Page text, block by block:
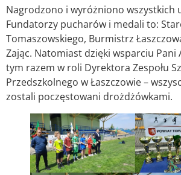
Nagrodzono i wyróżniono wszystkich
Fundatorzy pucharów i medali to:
Tomaszowskiego, Burmistrz
Zając. Natomiast dzięki wsparciu Pani
tym razem w roli Dyrektora Zespołu
Przedszkolnego w Łaszczowie –
zostali poczęstowani drożdżówkami.